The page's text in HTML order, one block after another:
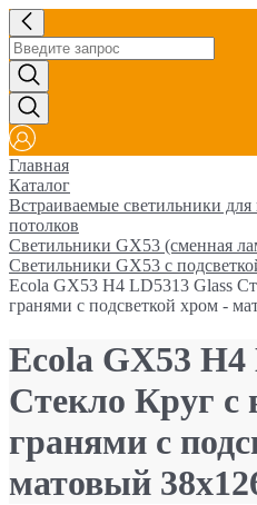
Главная
Каталог
Встраиваемые светильники
потолков
Светильники GX53 (сменная
Светильники GX53 с
Ecola GX53 H4 LD5313 Glass
гранями с подсветкой хром -
Ecola GX53 H4
Стекло Круг с
гранями с
матовый